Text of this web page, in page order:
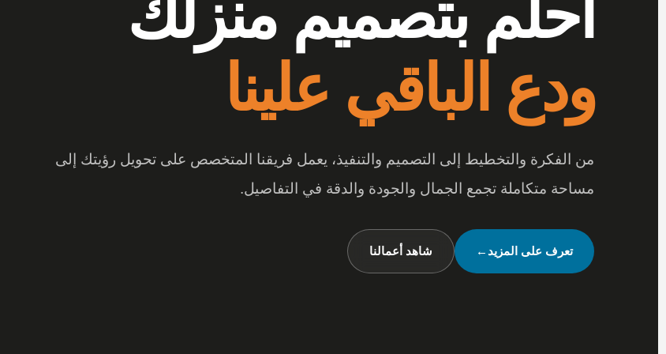
أرقى المفروشات
بتفاصيل تصنع الفرق
عندما تجتمع أرقى المفروشات مع جودة الخامات والتصميم المبتكر، تتحول المساحة إلى تجربة
متكاملة تعكس شخصيتك وأسلوب حياتك.
شاهد تصميماتنا← تواصل معنا